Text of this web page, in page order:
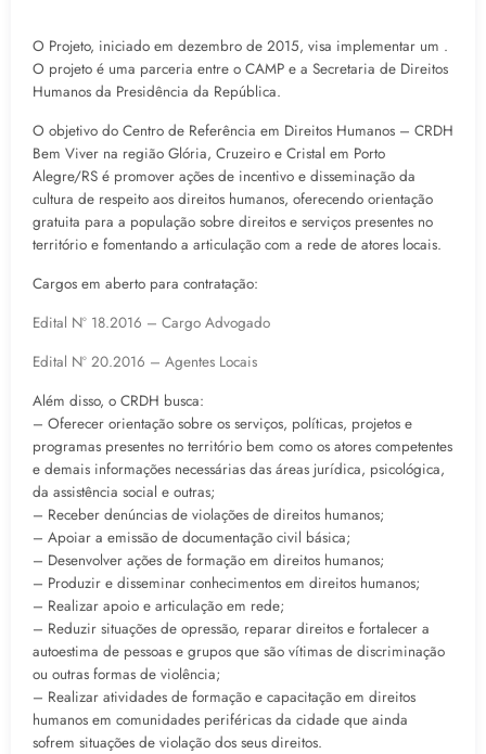
O Projeto, iniciado em dezembro de 2015, visa implementar um .
O projeto é uma parceria entre o CAMP e a Secretaria de Direitos
Humanos da Presidência da República.
O objetivo do Centro de Referência em Direitos Humanos – CRDH
Bem Viver na região Glória, Cruzeiro e Cristal em Porto
Alegre/RS é promover ações de incentivo e disseminação da
cultura de respeito aos direitos humanos, oferecendo orientação
gratuita para a população sobre direitos e serviços presentes no
território e fomentando a articulação com a rede de atores locais.
Cargos em aberto para contratação:
Edital Nº 18.2016 – Cargo Advogado
Edital Nº 20.2016 – Agentes Locais
Além disso, o CRDH busca:
– Oferecer orientação sobre os serviços, políticas, projetos e
programas presentes no território bem como os atores competentes
e demais informações necessárias das áreas jurídica, psicológica,
da assistência social e outras;
– Receber denúncias de violações de direitos humanos;
– Apoiar a emissão de documentação civil básica;
– Desenvolver ações de formação em direitos humanos;
– Produzir e disseminar conhecimentos em direitos humanos;
– Realizar apoio e articulação em rede;
– Reduzir situações de opressão, reparar direitos e fortalecer a
autoestima de pessoas e grupos que são vítimas de discriminação
ou outras formas de violência;
– Realizar atividades de formação e capacitação em direitos
humanos em comunidades periféricas da cidade que ainda
sofrem situações de violação dos seus direitos.